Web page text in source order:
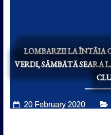
LOMBARZII LA ÎNTÂIA
VERDI, SÂMBĂTĂ SEARA
20 February 2020